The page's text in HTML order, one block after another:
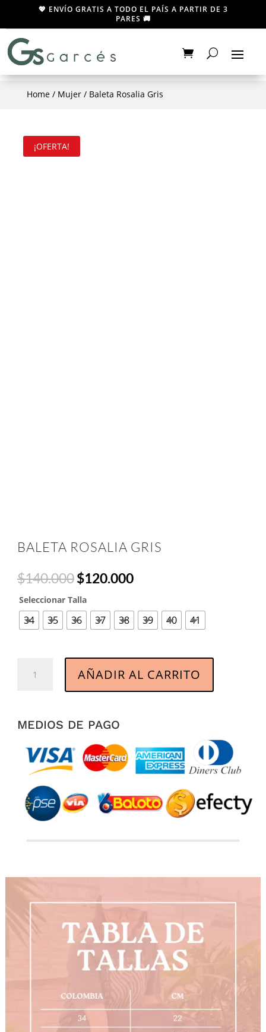
💖 ENVÍO GRATIS A TODO EL PAÍS A PARTIR DE 3
PARES 🚚
Home/ Mujer/ Baleta Rosalia Gris
¡OFERTA!
BALETA ROSALIA GRIS
$140.000Original
was:
$140.000.
$120.000Current
$120.000.
Seleccionar Talla
34 35 36 37 38 39 40 41
Rosalia
AÑADIR AL CARRITO
MEDIOS DE PAGO